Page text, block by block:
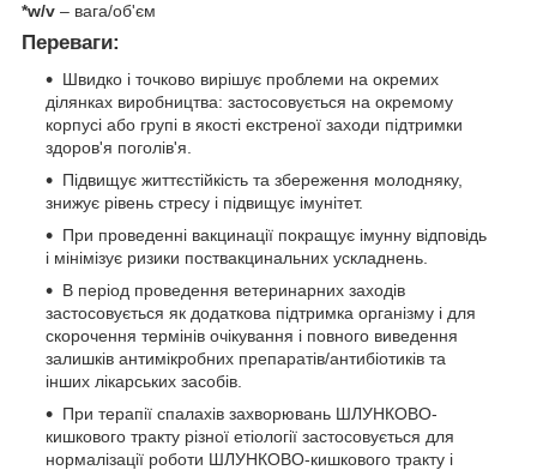
*w/v – вага/об'єм
Переваги:
Швидко і точково вирішує проблеми на окремих
ділянках виробництва: застосовується на окремому
корпусі або групі в якості екстреної заходи підтримки
здоров'я поголів'я.
Підвищує життєстійкість та збереження молодняку,
знижує рівень стресу і підвищує імунітет.
При проведенні вакцинації покращує імунну відповідь
і мінімізує ризики поствакцинальних ускладнень.
В період проведення ветеринарних заходів
застосовується як додаткова підтримка організму і для
скорочення термінів очікування і повного виведення
залишків антимікробних препаратів/антибіотиків та
інших лікарських засобів.
При терапії спалахів захворювань ШЛУНКОВО-
кишкового тракту різної етіології застосовується для
нормалізації роботи ШЛУНКОВО-кишкового тракту і